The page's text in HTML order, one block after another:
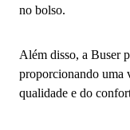
no bolso.
Além disso, a Buser
proporcionando uma
qualidade e do